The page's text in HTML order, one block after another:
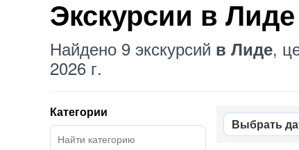
Экскурсии в Лиде
Найдено 9 экскурсий в Лиде,
2026 г.
Выбрать
Категории